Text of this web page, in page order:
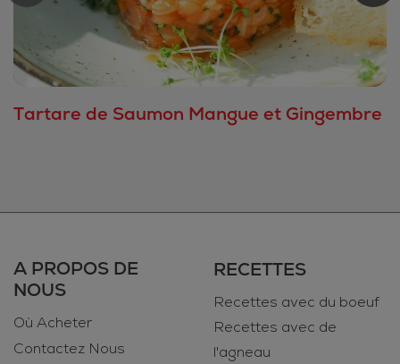
Tartare de Saumon Mangue et Gingembre
A PROPOS DE
NOUS
Où Acheter
Contactez Nous
RECETTES
Recettes avec du boeuf
Recettes avec de
l'agneau